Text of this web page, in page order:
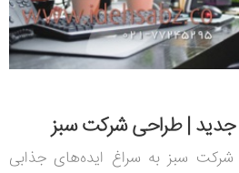
جدید | طراحی شرکت سبز
شرکت سبز به سراغ ایده‌های جذابی